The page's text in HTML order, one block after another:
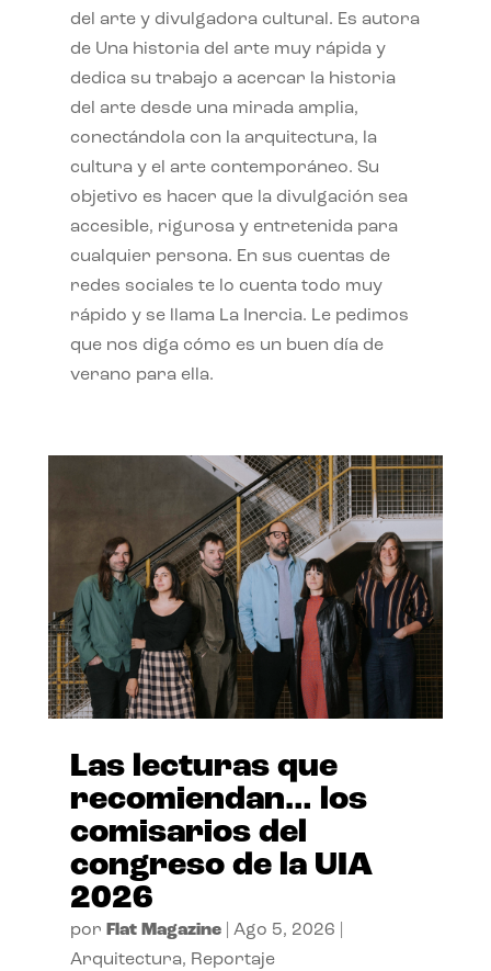
del arte y divulgadora cultural. Es autora
de Una historia del arte muy rápida y
dedica su trabajo a acercar la historia
del arte desde una mirada amplia,
conectándola con la arquitectura, la
cultura y el arte contemporáneo. Su
objetivo es hacer que la divulgación sea
accesible, rigurosa y entretenida para
cualquier persona. En sus cuentas de
redes sociales te lo cuenta todo muy
rápido y se llama La Inercia. Le pedimos
que nos diga cómo es un buen día de
verano para ella.
Las lecturas que
recomiendan… los
comisarios del
congreso de la UIA
2026
por Flat Magazine| Ago 5, 2026
Arquitectura, Reportaje